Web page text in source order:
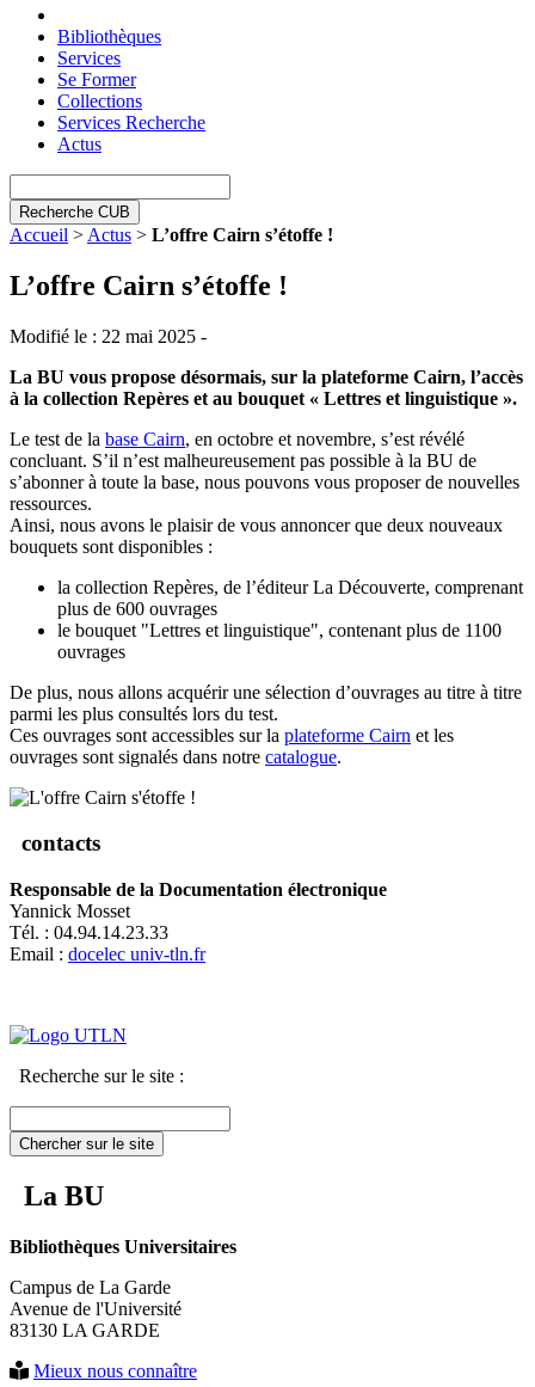
Bibliothèques
Services
Se Former
Collections
Services Recherche
Actus
Recherche CUB
Accueil > Actus > L’offre Cairn s’étoffe !
L’offre Cairn s’étoffe !
Modifié le : 22 mai 2025 -
La BU vous propose désormais, sur la plateforme Cairn, l’accès
à la collection Repères et au bouquet « Lettres et linguistique ».
Le test de la base Cairn, en octobre et novembre, s’est révélé
concluant. S’il n’est malheureusement pas possible à la BU de
s’abonner à toute la base, nous pouvons vous proposer de nouvelles
ressources.
Ainsi, nous avons le plaisir de vous annoncer que deux nouveaux
bouquets sont disponibles :
la collection Repères, de l’éditeur La Découverte, comprenant
plus de 600 ouvrages
le bouquet "Lettres et linguistique", contenant plus de 1100
ouvrages
De plus, nous allons acquérir une sélection d’ouvrages au titre à titre
parmi les plus consultés lors du test.
Ces ouvrages sont accessibles sur la plateforme Cairn et les
ouvrages sont signalés dans notre catalogue.
contacts
Responsable de la Documentation électronique
Yannick Mosset
Tél. : 04.94.14.23.33
Email : docelec univ-tln.fr
Recherche sur le site :
Chercher sur le site
La BU
Bibliothèques Universitaires
Campus de La Garde
Avenue de l'Université
83130 LA GARDE
Mieux nous connaître